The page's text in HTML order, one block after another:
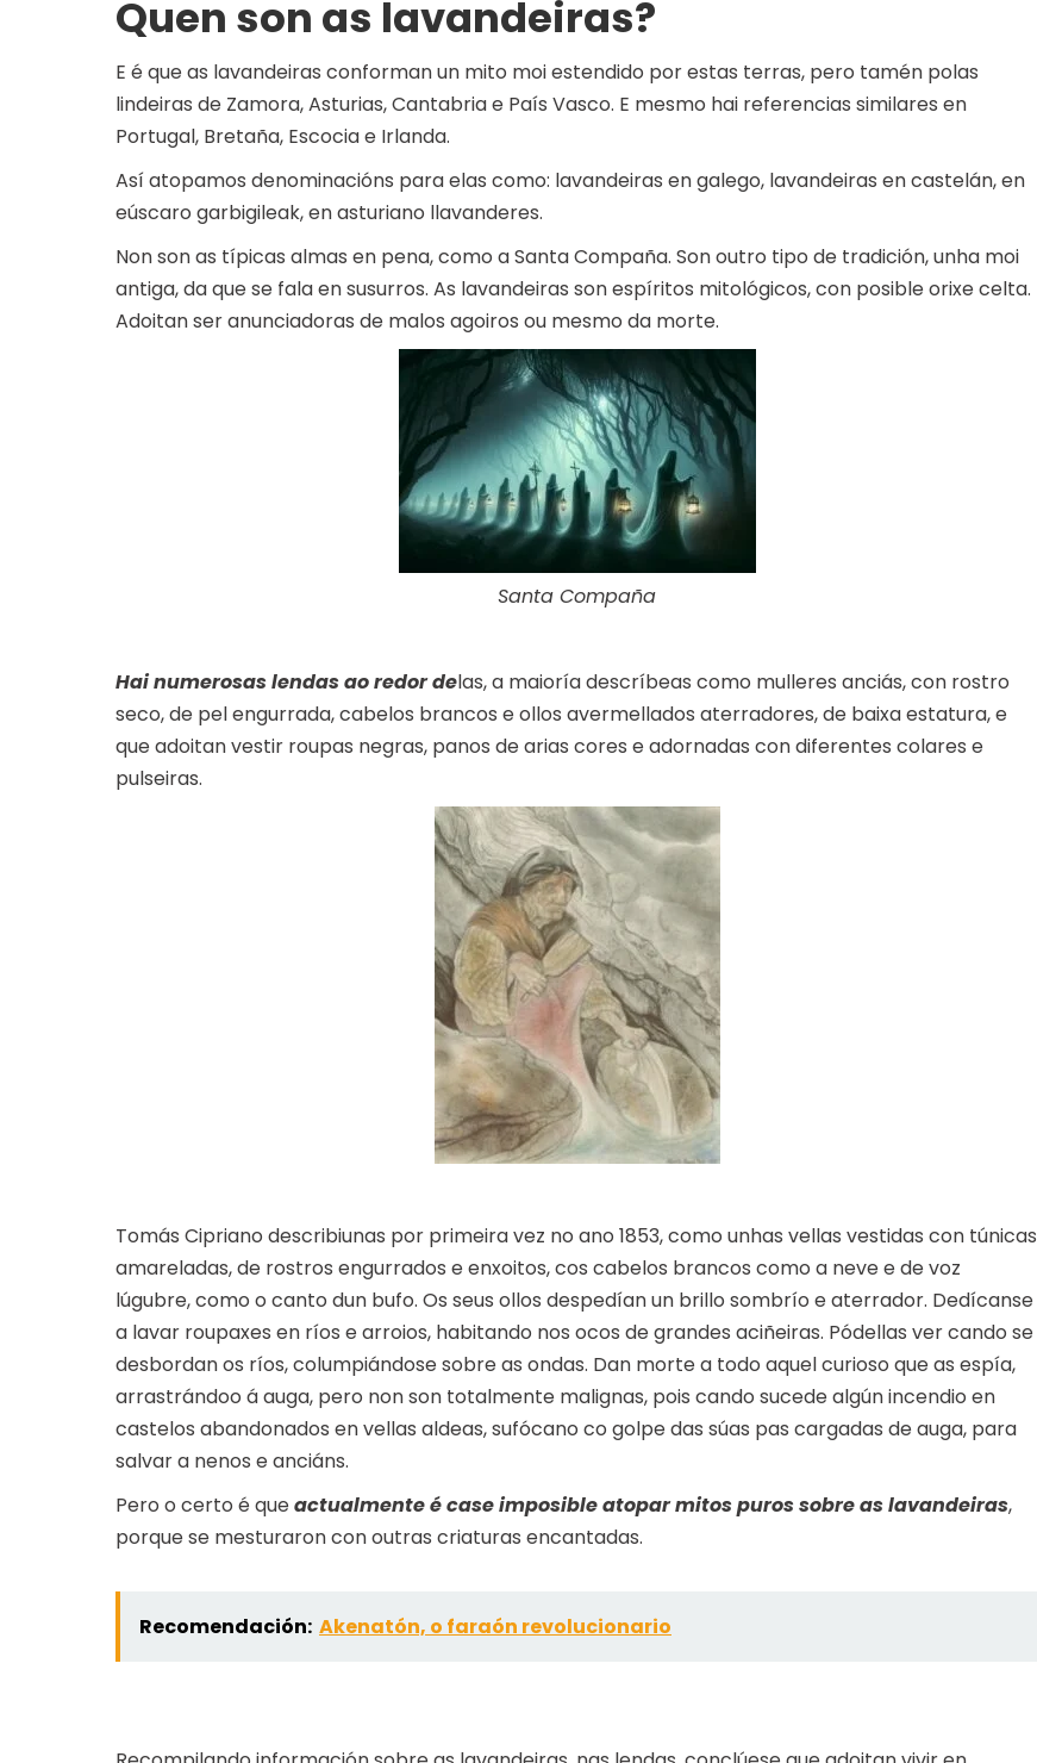
Quen son as lavandeiras?
E é que as lavandeiras conforman un mito moi estendido por estas terras, pero tamén polas
lindeiras de Zamora, Asturias, Cantabria e País Vasco. E mesmo hai referencias similares en
Portugal, Bretaña, Escocia e Irlanda.
Así atopamos denominacións para elas como: lavandeiras en galego, lavandeiras en castelán, en
eúscaro garbigileak, en asturiano llavanderes.
Non son as típicas almas en pena, como a Santa Compaña. Son outro tipo de tradición, unha moi
antiga, da que se fala en susurros. As lavandeiras son espíritos mitológicos, con posible orixe celta.
Adoitan ser anunciadoras de malos agoiros ou mesmo da morte.
Santa Compaña
Hai numerosas lendas ao redor delas, a maioría descríbeas como mulleres anciás, con rostro
seco, de pel engurrada, cabelos brancos e ollos avermellados aterradores, de baixa estatura, e
que adoitan vestir roupas negras, panos de arias cores e adornadas con diferentes colares e
pulseiras.
Tomás Cipriano describiunas por primeira vez no ano 1853, como unhas vellas vestidas con túnicas
amareladas, de rostros engurrados e enxoitos, cos cabelos brancos como a neve e de voz
lúgubre, como o canto dun bufo. Os seus ollos despedían un brillo sombrío e aterrador. Dedícanse
a lavar roupaxes en ríos e arroios, habitando nos ocos de grandes aciñeiras. Pódellas ver cando se
desbordan os ríos, columpiándose sobre as ondas. Dan morte a todo aquel curioso que as espía,
arrastrándoo á auga, pero non son totalmente malignas, pois cando sucede algún incendio en
castelos abandonados en vellas aldeas, sufócano co golpe das súas pas cargadas de auga, para
salvar a nenos e anciáns.
Pero o certo é queactualmente é case imposible atopar mitos puros sobre as lavandeiras,
porque se mesturaron con outras criaturas encantadas.
Recomendación: Akenatón, o faraón revolucionario